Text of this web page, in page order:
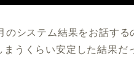
システム結果をお話する
うくらい安定した結果だ